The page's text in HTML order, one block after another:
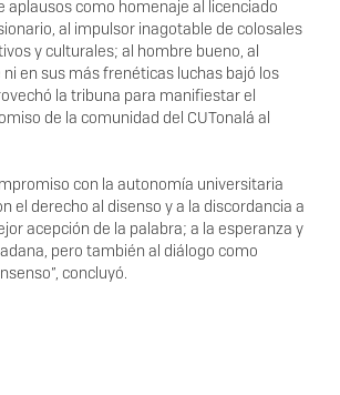
aplausos como homenaje al licenciado
al impulsor inagotable de colosales
y culturales; al hombre bueno, al
en sus más frenéticas luchas bajó los
la tribuna para manifiestar el
de la comunidad del CUTonalá al
con la autonomía universitaria
el derecho al disenso y a la discordancia a
acepción de la palabra; a la esperanza y
pero también al diálogo como
concluyó.